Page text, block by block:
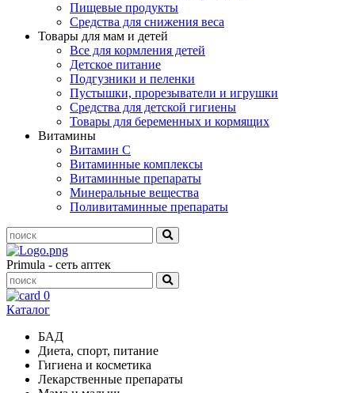
Пищевые продукты
Средства для снижения веса
Товары для мам и детей
Все для кормления детей
Детское питание
Подгузники и пеленки
Пустышки, прорезыватели и игрушки
Средства для детской гигиены
Товары для беременных и кормящих
Витамины
Витамин С
Витаминные комплексы
Витаминные препараты
Минеральные вещества
Поливитаминные препараты
Primula - сеть аптек
0
Каталог
БАД
Диета, спорт, питание
Гигиена и косметика
Лекарственные препараты